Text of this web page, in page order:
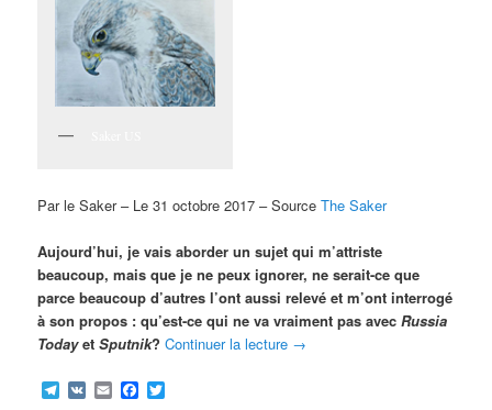
Par le Saker – Le 31 octobre 2017 – SourceThe Saker
Aujourd’hui, je vais aborder un sujet qui m’attriste
beaucoup, mais que je ne peux ignorer, ne serait-ce que
parce beaucoup d’autres l’ont aussi relevé et m’ont interrogé
à son propos : qu’est-ce qui ne va vraiment pas avecRussia
TodayetSputnik? Continuer la lecture →
Telegram
VK EmailFacebook